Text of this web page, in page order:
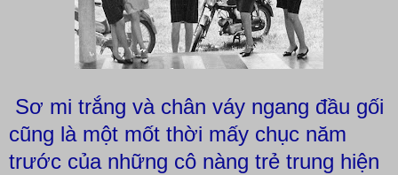
Sơ mi trắng và chân váy ngang đầu gối
cũng là một mốt thời mấy chục năm
trước của những cô nàng trẻ trung hiện